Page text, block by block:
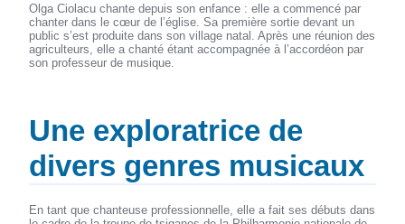
Olga Ciolacu chante depuis son enfance : elle a commencé par
chanter dans le cœur de l’église. Sa première sortie devant un
public s’est produite dans son village natal. Après une réunion des
agriculteurs, elle a chanté étant accompagnée à l’accordéon par
son professeur de musique.
Une exploratrice de
divers genres musicaux
En tant que chanteuse professionnelle, elle a fait ses débuts dans